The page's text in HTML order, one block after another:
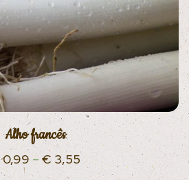
Alho francês
0,99– € 3,55